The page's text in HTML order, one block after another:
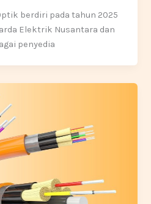
berdiri pada tahun 2025
Elektrik Nusantara dan
penyedia